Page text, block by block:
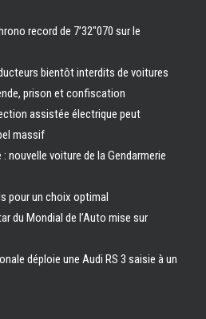
record de 7’32″070 sur le
bientôt interdits de voitures
prison et confiscation
assistée électrique peut
massif
nouvelle voiture de la Gendarmerie
pour un choix optimal
du Mondial de l’Auto mise sur
déploie une Audi RS 3 saisie à un